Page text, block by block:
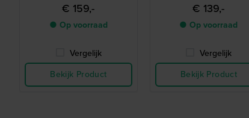
€ 159,-
● Op voorraad
Vergelijk
Bekijk Product
€ 139,-
● Op voorraad
Vergelijk
Bekijk Product